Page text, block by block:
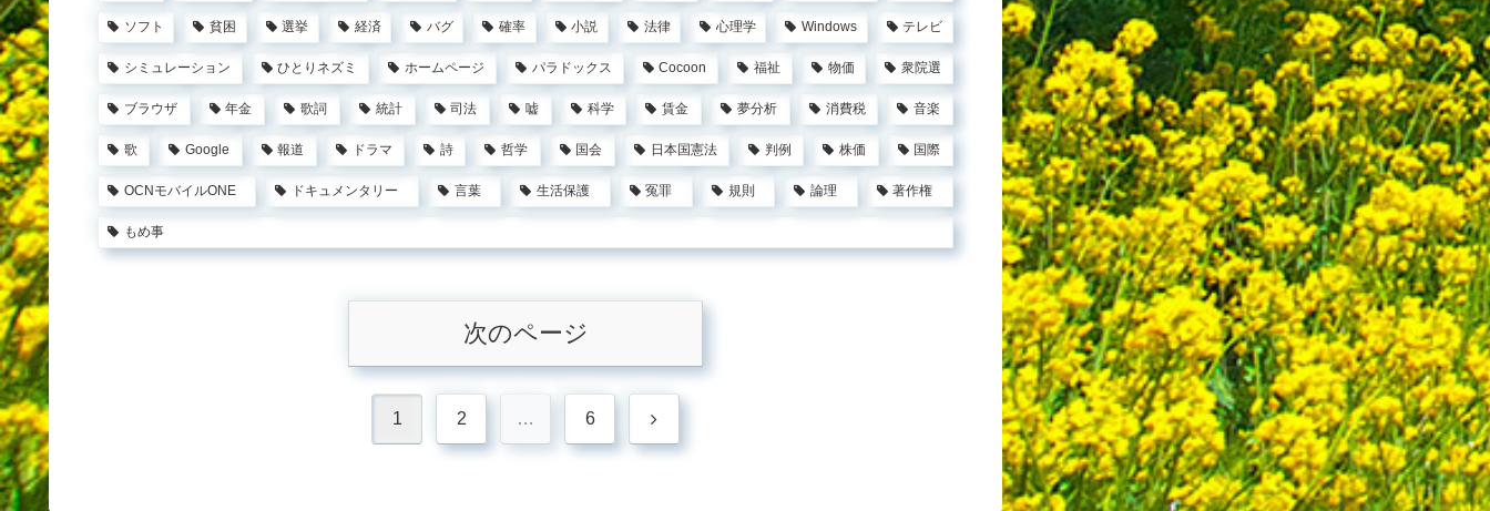
ソフト 貧困 選挙 経済 バグ 確率 小説 法律 心理学 Windows テレビ
シミュレーション ひとりネズミ ホームページ パラドックス Cocoon 福祉 物価 衆院選
ブラウザ 年金 歌詞 統計 司法 嘘 科学 賃金 夢分析 消費税 音楽
歌 Google 報道 ドラマ 詩 哲学 国会 日本国憲法 判例 株価 国際
OCNモバイルONE ドキュメンタリー 言葉 生活保護 冤罪 規則 論理 著作権
もめ事
次のページ
1 2 … 6 次